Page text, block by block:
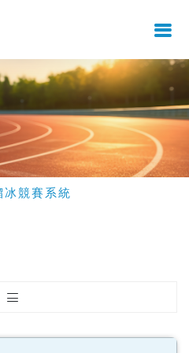
冰競賽系統